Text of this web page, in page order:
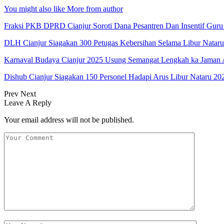
You might also like More from author
Fraksi PKB DPRD Cianjur Soroti Dana Pesantren Dan Insentif
DLH Cianjur Siagakan 300 Petugas Kebersihan Selama Libur
Karnaval Budaya Cianjur 2025 Usung Semangat Lengkah ka Jaman
Dishub Cianjur Siagakan 150 Personel Hadapi Arus Libur Nataru
Prev Next
Leave A Reply
Your email address will not be published.